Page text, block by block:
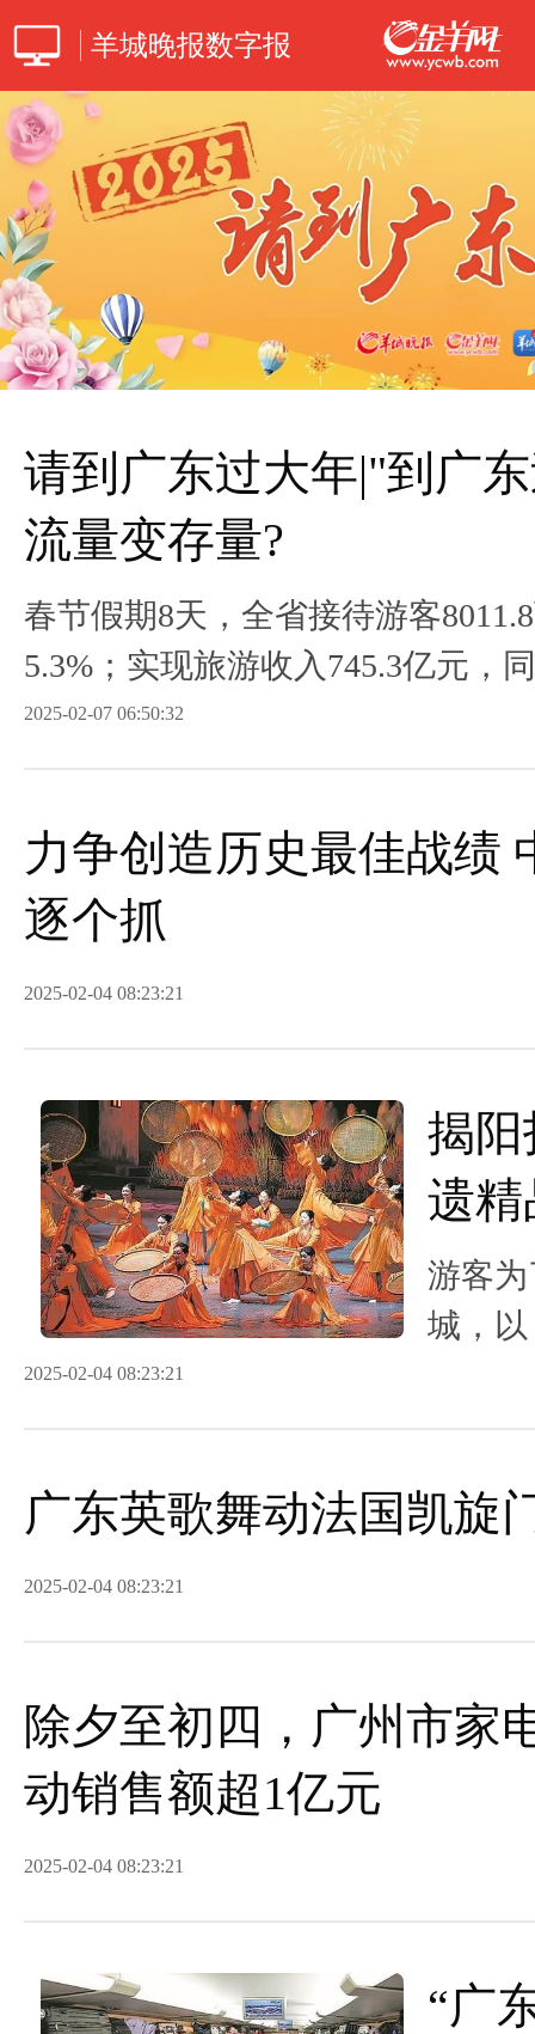
羊城晚报数字报
请到广东过大年|"到广
流量变存量?
春节假期8天，全省接待游客
5.3%；实现旅游收入745.3亿元，
2025-02-07 06:50:32
力争创造历史最佳战绩
逐个抓
2025-02-04 08:23:21
揭阳
遗精
游客
城，
2025-02-04 08:23:21
广东英歌舞动法国凯旋
2025-02-04 08:23:21
除夕至初四，广州市家
动销售额超1亿元
2025-02-04 08:23:21
“广